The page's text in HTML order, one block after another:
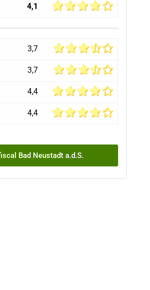
4,1
3,7
3,7
4,4
4,4
Bad Neustadt a.d.S.